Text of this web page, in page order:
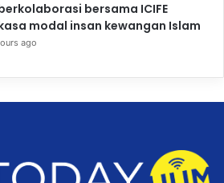
bersama ICIFE
modal insan kewangan Islam
ago